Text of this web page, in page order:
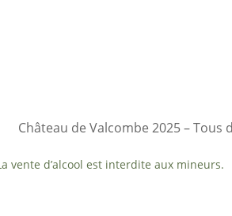
Château de Valcombe 2025 – Tous
vente d’alcool est interdite aux mineurs.